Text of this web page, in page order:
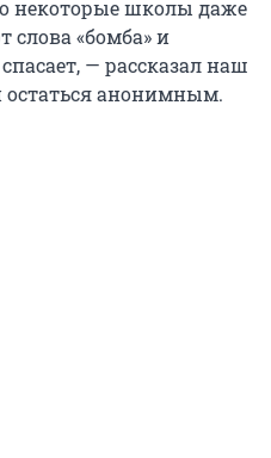
некоторые школы даже
слова «бомба» и
— рассказал наш
остаться анонимным.